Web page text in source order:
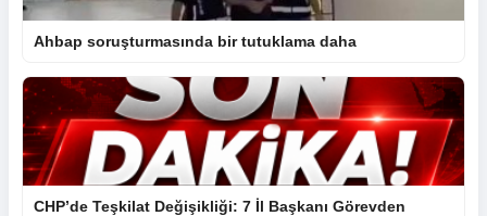
Ahbap soruşturmasında bir tutuklama daha
CHP’de Teşkilat Değişikliği: 7 İl Başkanı Görevden